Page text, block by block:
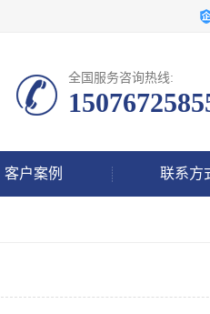
全国服务咨询热线:
客户案例 联系方